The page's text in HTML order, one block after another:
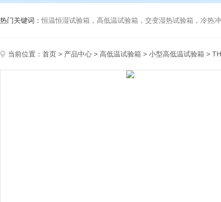
热门关键词：恒温恒湿试验箱，高低温试验箱，交变湿热试验箱，冷热冲击试验
当前位置： 首页 > 产品中心 > 高低温试验箱 > 小型高低温试验箱 >